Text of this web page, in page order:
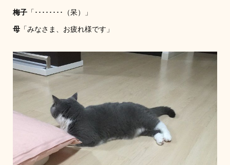
梅子「････････（呆）」
母「みなさま、お疲れ様です」